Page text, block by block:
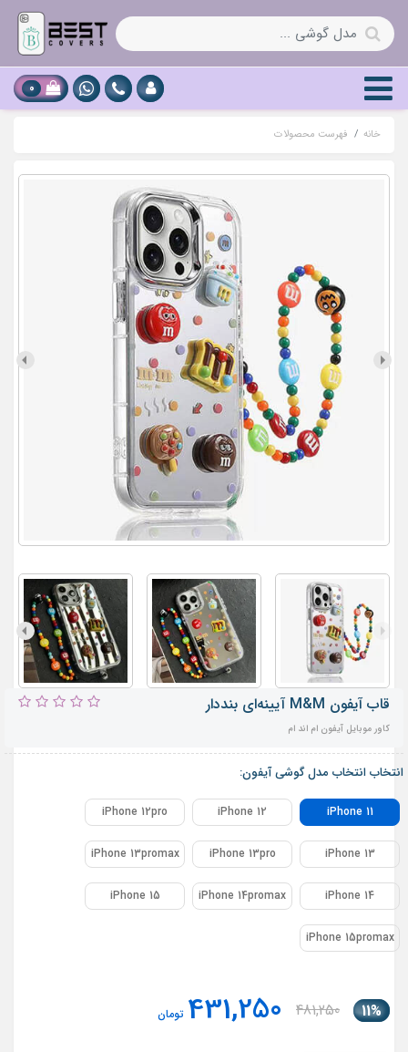
0
خانه فهرست محصولات
قاب آیفون M&M آیینه‌ای بنددار
کاور موبایل آیفون ام اند ام
انتخاب انتخاب مدل گوشی آیفون:
iPhone 11
iPhone 12
iPhone 12pro
iPhone 13
iPhone 13pro
iPhone 13promax
iPhone 14
iPhone 14promax
iPhone 15
iPhone 15promax
11%
481,250
431,250 تومان